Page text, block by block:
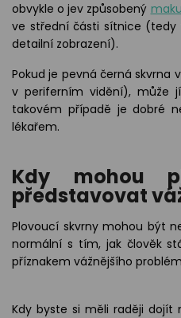
obvykle o jev způsobený
ve střední části sítnice (tedy
detailní zobrazení).
Pokud je pevná černá skvrna
v periferním vidění), může
takovém případě je dobré
lékařem.
Kdy mohou
představovat
Plovoucí skvrny mohou být
normální s tím, jak člověk
příznakem vážnějšího
Kdy byste si měli raději dojít